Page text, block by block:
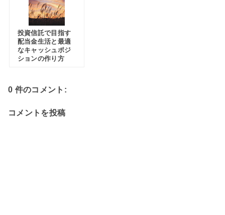
投資信託で目指す
配当金生活と最適
なキャッシュポジ
ションの作り方
0 件のコメント:
コメントを投稿